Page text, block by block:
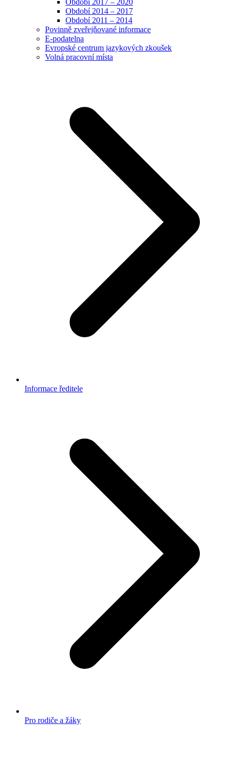
Období 2014 – 2017
Období 2011 – 2014
Povinně zveřejňované informace
E-podatelna
Evropské centrum jazykových zkoušek
Volná pracovní místa
Informace ředitele
Pro rodiče a žáky